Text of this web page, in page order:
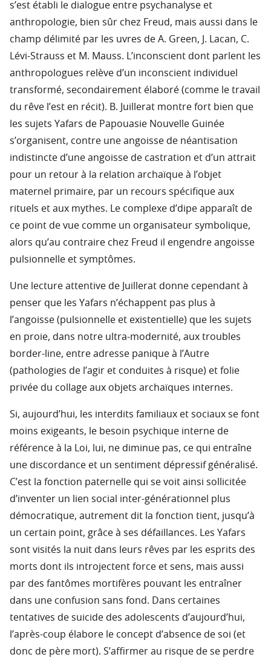
s’est établi le dialogue entre psychanalyse et
anthropologie, bien sûr chez Freud, mais aussi dans le
champ délimité par les uvres de A. Green, J. Lacan, C.
Lévi-Strauss et M. Mauss. L’inconscient dont parlent les
anthropologues relève d’un inconscient individuel
transformé, secondairement élaboré (comme le travail
du rêve l’est en récit). B. Juillerat montre fort bien que
les sujets Yafars de Papouasie Nouvelle Guinée
s’organisent, contre une angoisse de néantisation
indistincte d’une angoisse de castration et d’un attrait
pour un retour à la relation archaïque à l’objet
maternel primaire, par un recours spécifique aux
rituels et aux mythes. Le complexe d’dipe apparaît de
ce point de vue comme un organisateur symbolique,
alors qu’au contraire chez Freud il engendre angoisse
pulsionnelle et symptômes.
Une lecture attentive de Juillerat donne cependant à
penser que les Yafars n’échappent pas plus à
l’angoisse (pulsionnelle et existentielle) que les sujets
en proie, dans notre ultra-modernité, aux troubles
border-line, entre adresse panique à l’Autre
(pathologies de l’agir et conduites à risque) et folie
privée du collage aux objets archaïques internes.
Si, aujourd’hui, les interdits familiaux et sociaux se font
moins exigeants, le besoin psychique interne de
référence à la Loi, lui, ne diminue pas, ce qui entraîne
une discordance et un sentiment dépressif généralisé.
C’est la fonction paternelle qui se voit ainsi sollicitée
d’inventer un lien social inter-générationnel plus
démocratique, autrement dit la fonction tient, jusqu’à
un certain point, grâce à ses défaillances. Les Yafars
sont visités la nuit dans leurs rêves par les esprits des
morts dont ils introjectent force et sens, mais aussi
par des fantômes mortifères pouvant les entraîner
dans une confusion sans fond. Dans certaines
tentatives de suicide des adolescents d’aujourd’hui,
l’après-coup élabore le concept d’absence de soi (et
donc de père mort). S’affirmer au risque de se perdre